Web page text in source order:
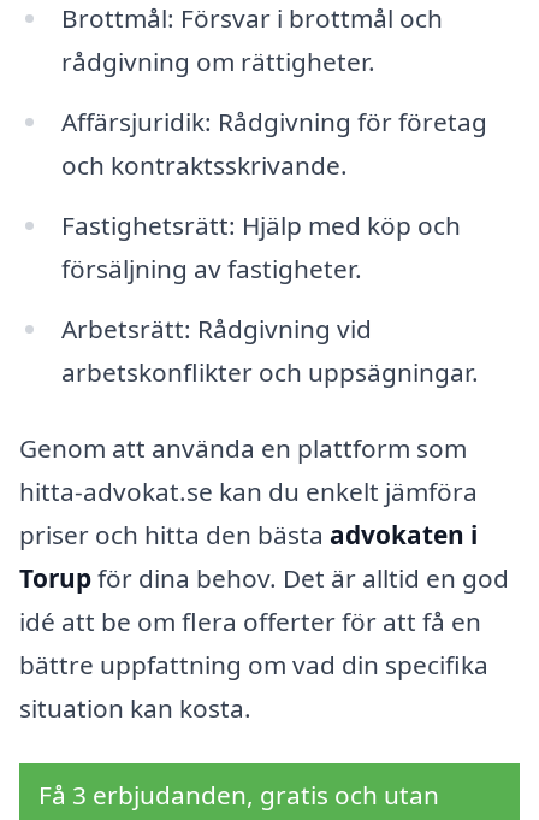
Brottmål: Försvar i brottmål och
rådgivning om rättigheter.
Affärsjuridik: Rådgivning för företag
och kontraktsskrivande.
Fastighetsrätt: Hjälp med köp och
försäljning av fastigheter.
Arbetsrätt: Rådgivning vid
arbetskonflikter och uppsägningar.
Genom att använda en plattform som
hitta-advokat.se kan du enkelt jämföra
priser och hitta den bästa advokaten i
Torupför dina behov. Det är alltid en god
idé att be om flera offerter för att få en
bättre uppfattning om vad din specifika
situation kan kosta.
Få 3 erbjudanden, gratis och utan